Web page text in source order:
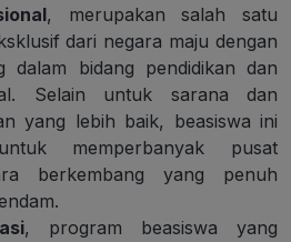
, merupakan salah satu
dari negara maju dengan
dalam bidang pendidikan dan
Selain untuk sarana dan
yang lebih baik, beasiswa ini
memperbanyak pusat
berkembang yang penuh
, program beasiswa yang